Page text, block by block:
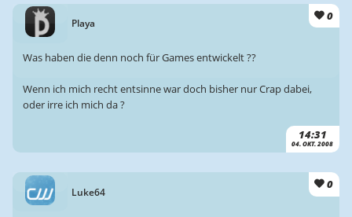
Playa
0
14:31
04. OKT. 2008
Was haben die denn noch für Games entwickelt ??
Wenn ich mich recht entsinne war doch bisher nur Crap dabei,
oder irre ich mich da ?
Luke64
0